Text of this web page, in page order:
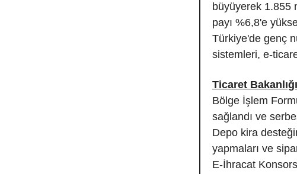
büyüyerek 1.855
payı %6,8'e
Türkiye'de genç
sistemleri, e-
Ticaret
Bölge İşlem
sağlandı ve
Depo kira
yapmaları ve
E-İhracat